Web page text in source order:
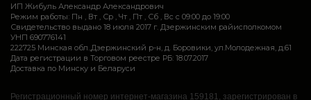
ИП Жибуль Александр Александрович
Режим работы: Пн , Вт , Ср , Чт , Пт , Сб , Вс c 09:00 до 19:00
Свидетельство выдано 18 июля 2017 г. Дзержинским райисполкомом
УНП 690776141
222725 Минская обл.,Дзержинский р-н, д. Боровики, ул.Молодежная, д.61
Дата регистрации в Торговом реестре РБ: 18.07.2017
Доставка по Минску и Беларуси
Регистрационный номер интернет-магазина 159181, зарегистрирован в